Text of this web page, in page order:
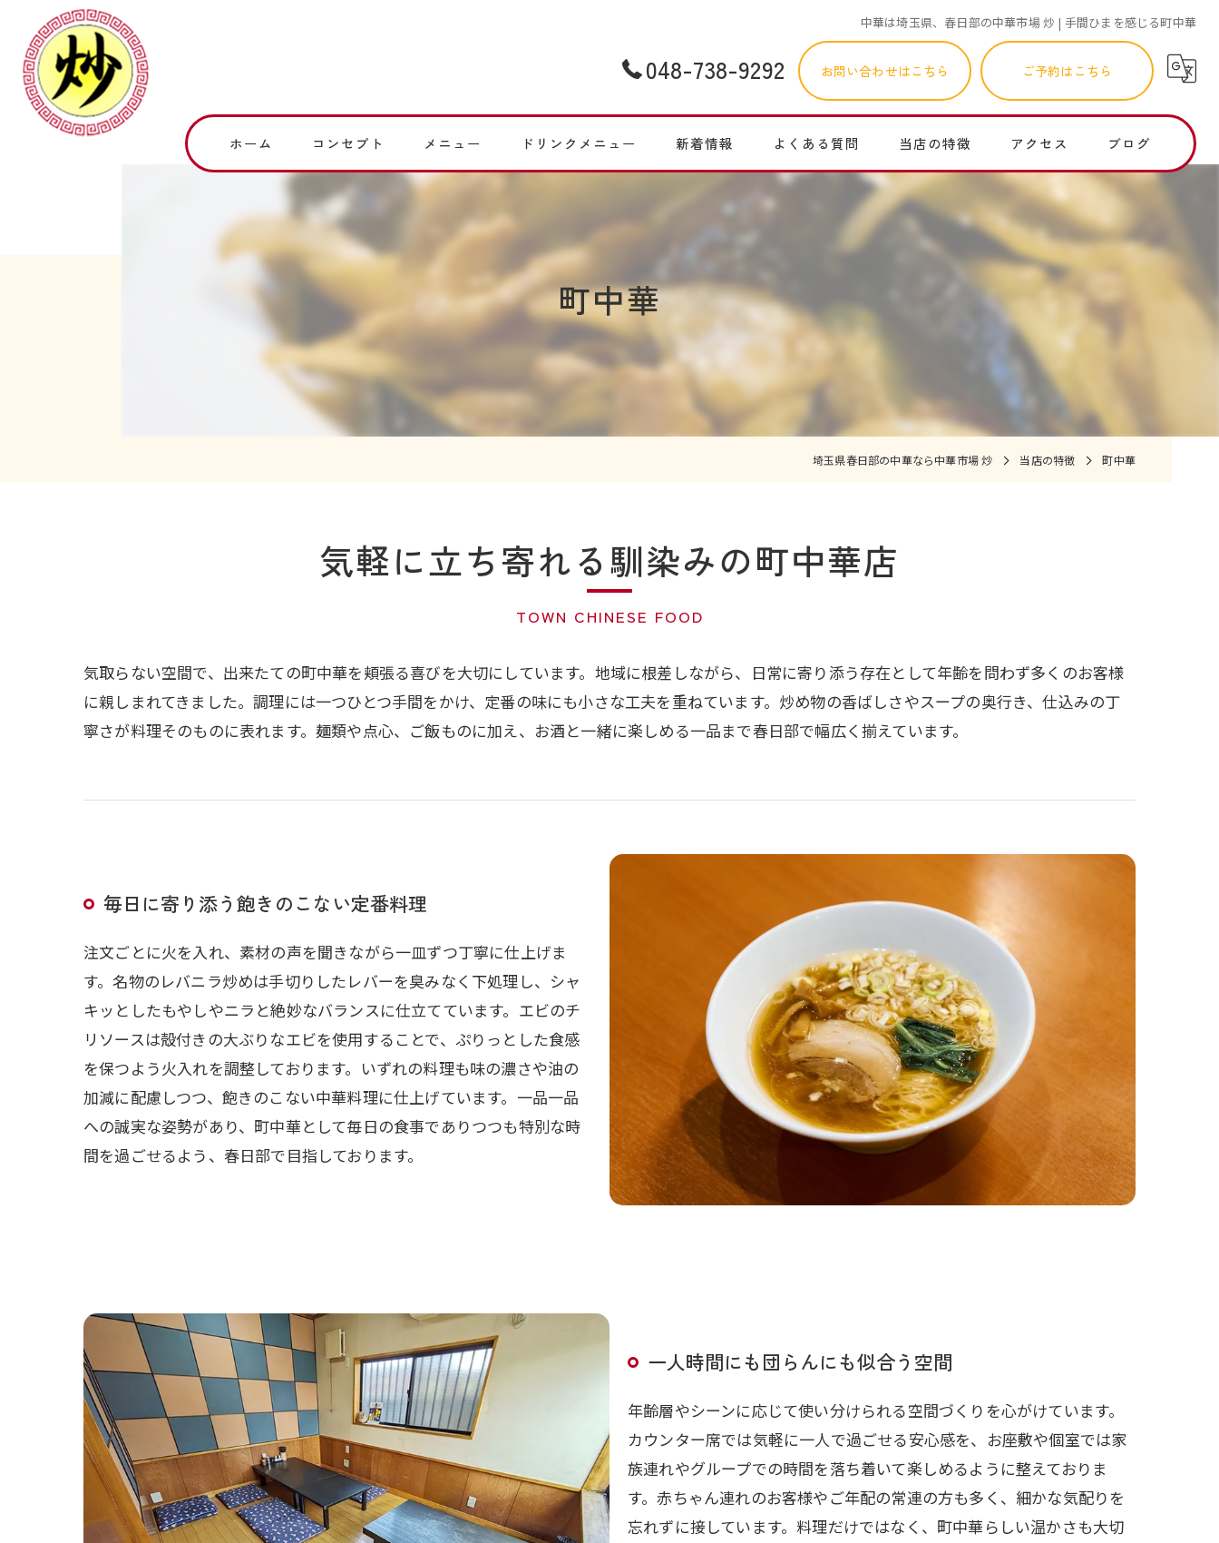
中華は埼玉県、春日部の中華市場 炒 | 手間ひまを感じる町中華
048-738-9292 お問い合わせはこちら ご予約はこちら
ホーム コンセプト メニュー ドリンクメニュー 新着情報 よくある質問 当店の特徴
町中華
ランチ
アクセス ブログ
町中華
埼玉県春日部の中華なら中華市場 炒 当店の特徴 町中華
気軽に立ち寄れる馴染みの町中華店
TOWN CHINESE FOOD
気取らない空間で、出来たての町中華を頬張る喜びを大切にしています。地域に根差しながら、日常に寄り添う存在として年齢を問わず多くのお客様
に親しまれてきました。調理には一つひとつ手間をかけ、定番の味にも小さな工夫を重ねています。炒め物の香ばしさやスープの奥行き、仕込みの丁
寧さが料理そのものに表れます。麺類や点心、ご飯ものに加え、お酒と一緒に楽しめる一品まで春日部で幅広く揃えています。
毎日に寄り添う飽きのこない定番料理
注文ごとに火を入れ、素材の声を聞きながら一皿ずつ丁寧に仕上げま
す。名物のレバニラ炒めは手切りしたレバーを臭みなく下処理し、シャ
キッとしたもやしやニラと絶妙なバランスに仕立てています。エビのチ
リソースは殻付きの大ぶりなエビを使用することで、ぷりっとした食感
を保つよう火入れを調整しております。いずれの料理も味の濃さや油の
加減に配慮しつつ、飽きのこない中華料理に仕上げています。一品一品
への誠実な姿勢があり、町中華として毎日の食事でありつつも特別な時
間を過ごせるよう、春日部で目指しております。
一人時間にも団らんにも似合う空間
年齢層やシーンに応じて使い分けられる空間づくりを心がけています。
カウンター席では気軽に一人で過ごせる安心感を、お座敷や個室では家
族連れやグループでの時間を落ち着いて楽しめるように整えておりま
す。赤ちゃん連れのお客様やご年配の常連の方も多く、細かな気配りを
忘れずに接しています。料理だけではなく、町中華らしい温かさも大切